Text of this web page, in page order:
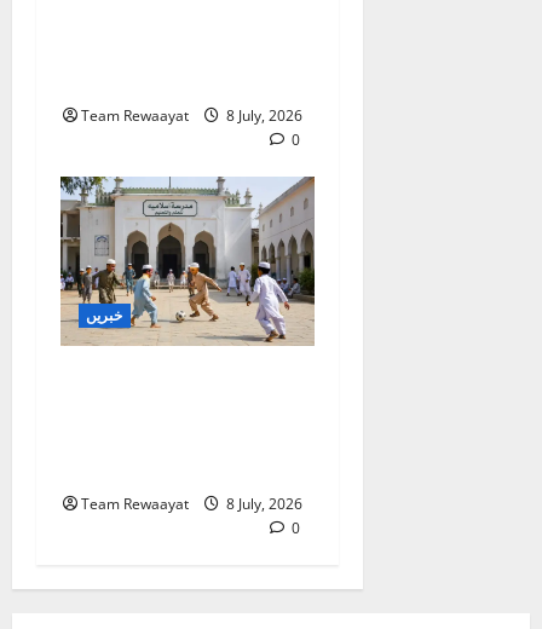
Team Rewaayat
8 July, 2026
0
خبریں
Team Rewaayat
8 July, 2026
0